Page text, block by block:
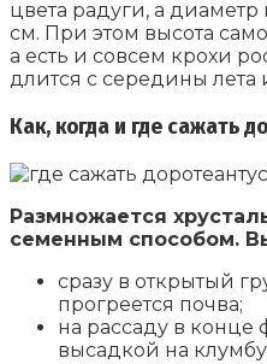
цвета радуги, а
см. При этом высота
а есть и совсем крохи
длится с середины лета
Как, когда и где сажать
Размножается
семенным способом.
сразу в открытый
прогреется почва;
на рассаду в
высадкой на